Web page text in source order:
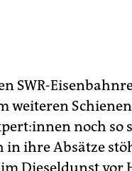
SWR-
weiteren
noch so
ihre Absätze
Dieseldunst vor